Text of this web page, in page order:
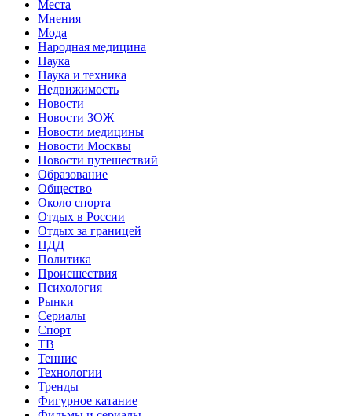
Места
Мнения
Мода
Народная медицина
Наука
Наука и техника
Недвижимость
Новости
Новости ЗОЖ
Новости медицины
Новости Москвы
Новости путешествий
Образование
Общество
Около спорта
Отдых в России
Отдых за границей
ПДД
Политика
Происшествия
Психология
Рынки
Сериалы
Спорт
ТВ
Теннис
Технологии
Тренды
Фигурное катание